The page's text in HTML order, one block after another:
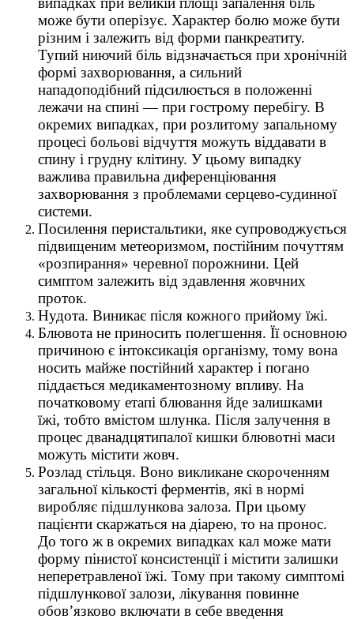
може бути оперізує. Характер болю може бути
різним і залежить від форми панкреатиту.
Тупий ниючий біль відзначається при хронічній
формі захворювання, а сильний
нападоподібний підсилюється в положенні
лежачи на спині — при гострому перебігу. В
окремих випадках, при розлитому запальному
процесі больові відчуття можуть віддавати в
спину і грудну клітину. У цьому випадку
важлива правильна диференціювання
захворювання з проблемами серцево-судинної
системи.
Посилення перистальтики, яке супроводжується
підвищеним метеоризмом, постійним почуттям
«розпирання» черевної порожнини. Цей
симптом залежить від здавлення жовчних
проток.
Нудота. Виникає після кожного прийому їжі.
Блювота не приносить полегшення. Її основною
причиною є інтоксикація організму, тому вона
носить майже постійний характер і погано
піддається медикаментозному впливу. На
початковому етапі блювання йде залишками
їжі, тобто вмістом шлунка. Після залучення в
процес дванадцятипалої кишки блювотні маси
можуть містити жовч.
Розлад стільця. Воно викликане скороченням
загальної кількості ферментів, які в нормі
виробляє підшлункова залоза. При цьому
пацієнти скаржаться на діарею, то на пронос.
До того ж в окремих випадках кал може мати
форму пінистої консистенції і містити залишки
неперетравленої їжі. Тому при такому симптомі
підшлункової залози, лікування повинне
обов’язково включати в себе введення